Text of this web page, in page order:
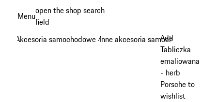
zawartości
Menuopen the shop search
field
Akcesoria samochodowe /Inne akcesoria samochodowe
Add
Tabliczka
emaliowana
- herb
Porsche to
wishlist